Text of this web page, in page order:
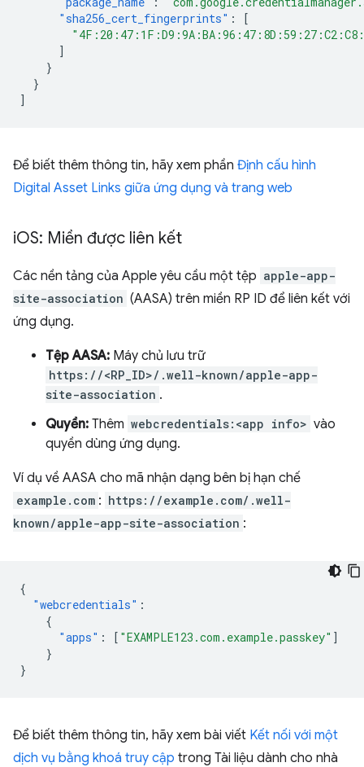
"sha256_cert_fingerprints" :
[
]
}
}
]
Để biết thêm thông tin, hãy xem phần Định cấu hình
Digital Asset Links giữa ứng dụng và trang web
iOS: Miền được liên kết
Các nền tảng của Apple yêu cầu một tệp apple-app-
site-association (AASA) trên miền RP ID để liên kết với
ứng dụng.
Tệp AASA: Máy chủ lưu trữ
https://<RP_ID>/.well-known/apple-app-
site-association .
Quyền: Thêm webcredentials:<app info> vào
quyền dùng ứng dụng.
Ví dụ về AASA cho mã nhận dạng bên bị hạn chế
example.com : https://example.com/.well-
known/apple-app-site-association :
{
"webcredentials" :
{
"apps" : [ "EXAMPLE123.com.example.passkey" ]
}
}
Để biết thêm thông tin, hãy xem bài viết Kết nối với một
dịch vụ bằng khoá truy cập trong Tài liệu dành cho nhà